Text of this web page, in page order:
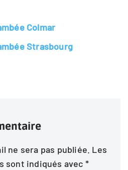
Colmar
Strasbourg
ne sera pas publiée. Les
sont indiqués avec *